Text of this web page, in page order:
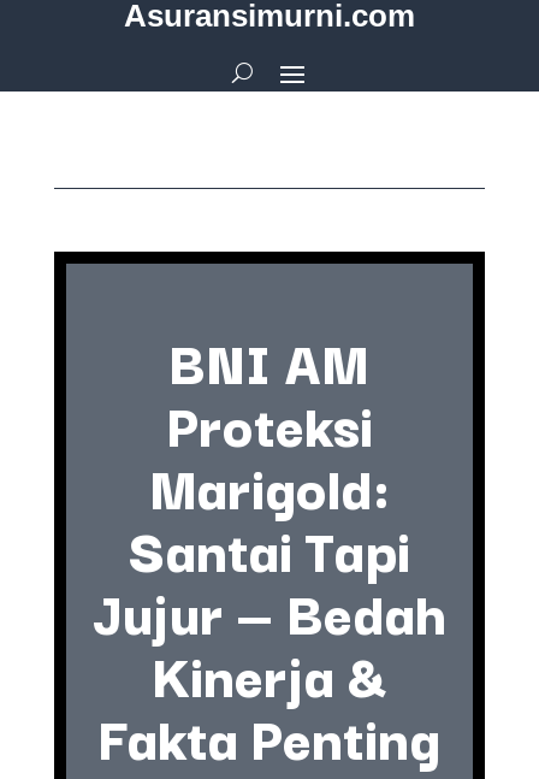
Asuransimurni.com
BNI AM
Proteksi
Marigold:
Santai Tapi
Jujur — Bedah
Kinerja &
Fakta Penting